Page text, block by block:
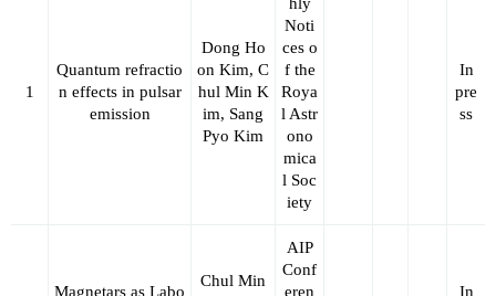
1
Quantum refractio
n effects in pulsar
emission
Dong Ho
on Kim, C
hul Min K
im, Sang
Pyo Kim
Noti
ces o
f the
Roya
l Astr
ono
mica
l Soc
iety
In
pre
ss
Magnetars as Labo
Chul Min
AIP
Conf
eren
In